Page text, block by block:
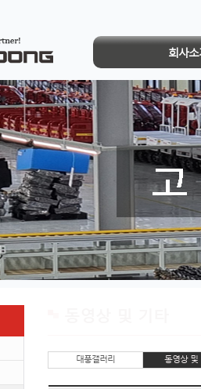
회사
대풍갤러리 동영상 및